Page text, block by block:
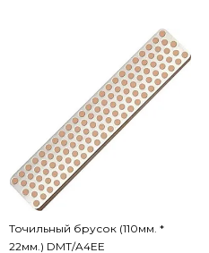
Точильный брусок (110мм. *
22мм.) DMT/A4EE